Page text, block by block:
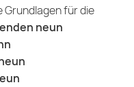
Grundlagen für die
neun